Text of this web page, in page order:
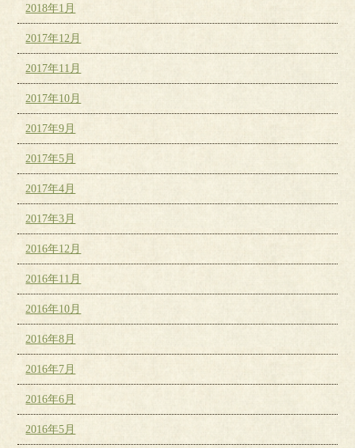
2018年1月
2017年12月
2017年11月
2017年10月
2017年9月
2017年5月
2017年4月
2017年3月
2016年12月
2016年11月
2016年10月
2016年8月
2016年7月
2016年6月
2016年5月